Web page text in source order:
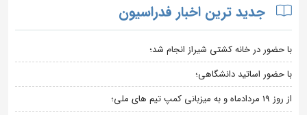
جدید ترین اخبار فدراسیون
با حضور در خانه کشتی شیراز انجام شد؛
با حضور اساتید دانشگاهی؛
از روز 19 مردادماه و به میزبانی کمپ تیم های ملی؛